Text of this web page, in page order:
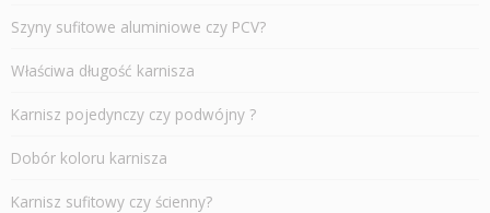
Szyny sufitowe aluminiowe czy PCV?
Właściwa długość karnisza
Karnisz pojedynczy czy podwójny ?
Dobór koloru karnisza
Karnisz sufitowy czy ścienny?